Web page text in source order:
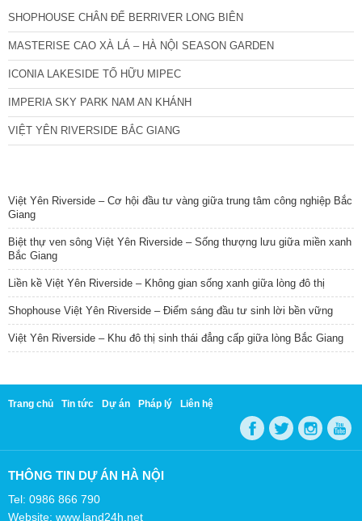
SHOPHOUSE CHÂN ĐẾ BERRIVER LONG BIÊN
MASTERISE CAO XÀ LÁ – HÀ NỘI SEASON GARDEN
ICONIA LAKESIDE TỐ HỮU MIPEC
IMPERIA SKY PARK NAM AN KHÁNH
VIỆT YÊN RIVERSIDE BẮC GIANG
Việt Yên Riverside – Cơ hội đầu tư vàng giữa trung tâm công nghiệp Bắc
Giang
Biệt thự ven sông Việt Yên Riverside – Sống thượng lưu giữa miền xanh
Bắc Giang
Liền kề Việt Yên Riverside – Không gian sống xanh giữa lòng đô thị
Shophouse Việt Yên Riverside – Điểm sáng đầu tư sinh lời bền vững
Việt Yên Riverside – Khu đô thị sinh thái đẳng cấp giữa lòng Bắc Giang
Trang chủ Tin tức Dự án Pháp lý Liên hệ
THÔNG TIN DỰ ÁN HÀ NỘI
Tel: 0986 866 790
Website: www.land24h.net